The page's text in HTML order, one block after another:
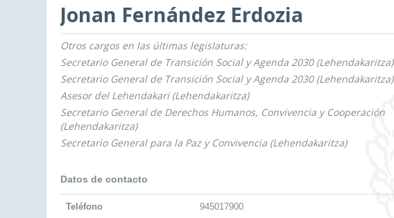
Jonan Fernández Erdozia
CargosFecha de inicio - Fecha fin
Otros cargos en las últimas legislaturas:
Secretario General de Transición Social y Agenda 2030 (Lehendakaritza)
Secretario General de Transición Social y Agenda 2030 (Lehendakaritza)
Asesor del Lehendakari (Lehendakaritza)
Secretario General de Derechos Humanos, Convivencia y Cooperación
(Lehendakaritza)
Secretario General para la Paz y Convivencia (Lehendakaritza)
Datos de contacto
Teléfono 945017900